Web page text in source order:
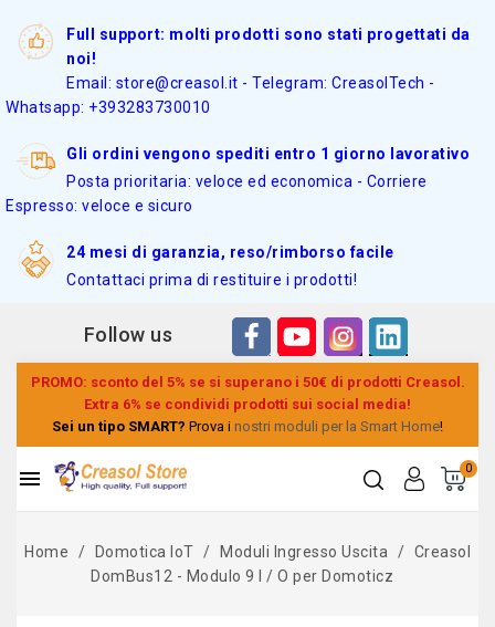
Full support: molti prodotti sono stati progettati da
noi!
Email: store@creasol.it - Telegram: CreasolTech -
Whatsapp: +393283730010
Gli ordini vengono spediti entro 1 giorno lavorativo
Posta prioritaria: veloce ed economica - Corriere
Espresso: veloce e sicuro
24 mesi di garanzia, reso/rimborso facile
Contattaci prima di restituire i prodotti!
Follow us
PROMO: sconto del 5% se si superano i 50€ di prodotti Creasol.
Extra 6% se condividi prodotti sui social media!
Sei un tipo SMART? Prova i nostri moduli per la Smart Home!
0

Home Domotica IoT Moduli Ingresso Uscita
Creasol
DomBus12 - Modulo 9 I / O per Domoticz